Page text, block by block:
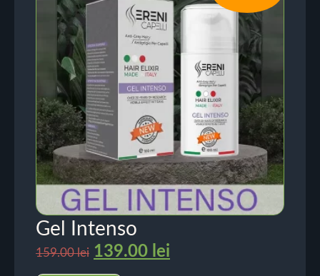
Gel Intenso
159.00lei 139.00 lei